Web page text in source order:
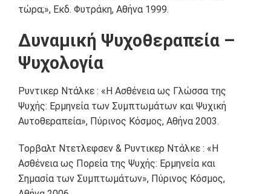
τώρα;», Εκδ. Φυτράκη, Αθήνα 1999.
Δυναμική Ψυχοθεραπεία –
Ψυχολογία
Ρυντικερ Ντάλκε : «Η Ασθένεια ως Γλώσσα της
Ψυχής: Ερμηνεία των Συμπτωμάτων και Ψυχική
Αυτοθεραπεία», Πύρινος Κόσμος, Αθήνα 2003.
Τορβαλτ Ντετλεφσεν & Ρυντικερ Ντάλκε : «Η
Ασθένεια ως Πορεία της Ψυχής: Ερμηνεία και
Σημασία των Συμπτωμάτων», Πύρινος Κόσμος,